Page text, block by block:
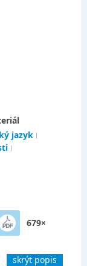
jazyk
679×
skrýt popis